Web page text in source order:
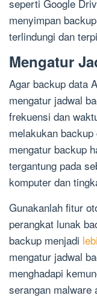
seperti Google
menyimpan
terlindungi dan
Mengatur
Agar backup data
mengatur jadwal
frekuensi dan
melakukan
mengatur backup
tergantung pada
komputer dan
Gunakanlah fitur
perangkat lunak
backup menjadi
mengatur jadwal
menghadapi
serangan malware